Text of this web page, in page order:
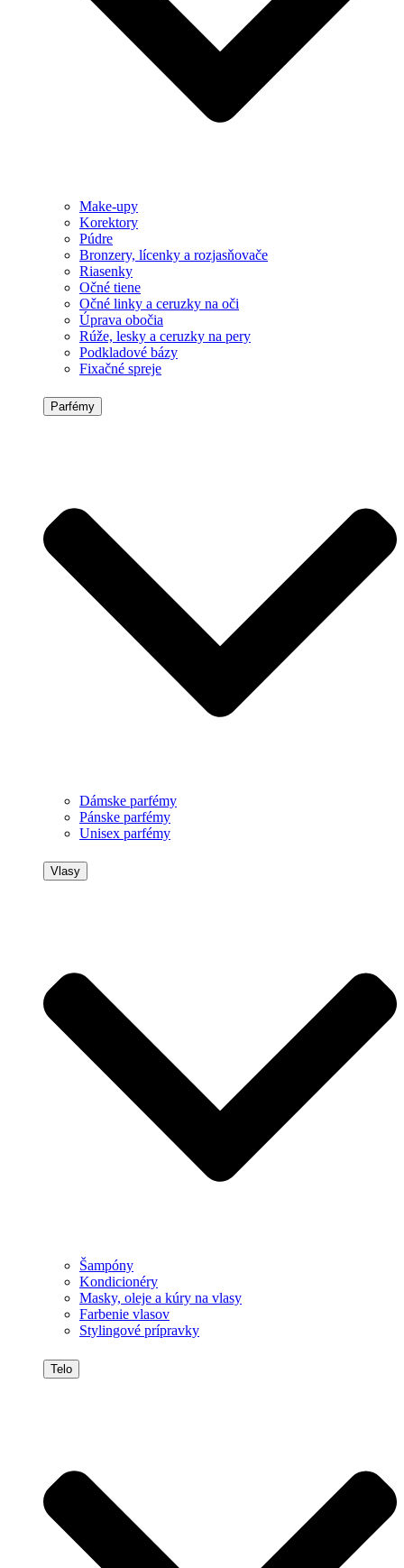
Make-upy
Korektory
Púdre
Bronzery, lícenky a rozjasňovače
Riasenky
Očné tiene
Očné linky a ceruzky na oči
Úprava obočia
Rúže, lesky a ceruzky na pery
Podkladové bázy
Fixačné spreje
Parfémy
Dámske parfémy
Pánske parfémy
Unisex parfémy
Vlasy
Šampóny
Kondicionéry
Masky, oleje a kúry na vlasy
Farbenie vlasov
Stylingové prípravky
Telo